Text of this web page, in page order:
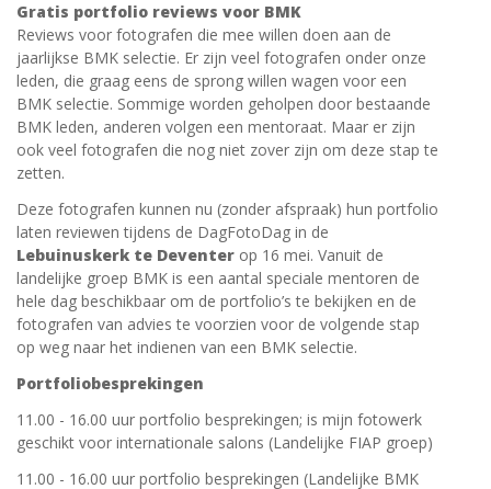
Gratis portfolio reviews voor BMK
Reviews voor fotografen die mee willen doen aan de
jaarlijkse BMK selectie. Er zijn veel fotografen onder onze
leden, die graag eens de sprong willen wagen voor een
BMK selectie. Sommige worden geholpen door bestaande
BMK leden, anderen volgen een mentoraat. Maar er zijn
ook veel fotografen die nog niet zover zijn om deze stap te
zetten.
Deze fotografen kunnen nu (zonder afspraak) hun portfolio
laten reviewen tijdens de DagFotoDag in de
Lebuinuskerk te Deventer op 16 mei. Vanuit de
landelijke groep BMK is een aantal speciale mentoren de
hele dag beschikbaar om de portfolio’s te bekijken en de
fotografen van advies te voorzien voor de volgende stap
op weg naar het indienen van een BMK selectie.
Portfoliobesprekingen
11.00 - 16.00 uur portfolio besprekingen; is mijn fotowerk
geschikt voor internationale salons (Landelijke FIAP groep)
11.00 - 16.00 uur portfolio besprekingen (Landelijke BMK